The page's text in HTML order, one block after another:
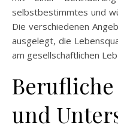
selbstbestimmtes und
Die verschiedenen
ausgelegt, die
am gesellschaftlichen
und